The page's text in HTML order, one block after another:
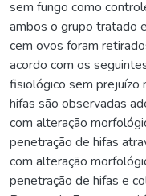
sem fungo como
ambos o grupo tratado
cem ovos foram
acordo com os
fisiológico sem prejuízo
hifas são observadas
com alteração
penetração de hifas
com alteração
penetração de hifas e